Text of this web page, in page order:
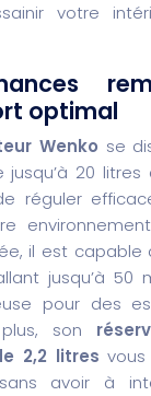
votre
optimal
Wenko se
20 litres
réguler
il est capable
jusqu’à 50
pour des
son
2,2 litres
avoir à